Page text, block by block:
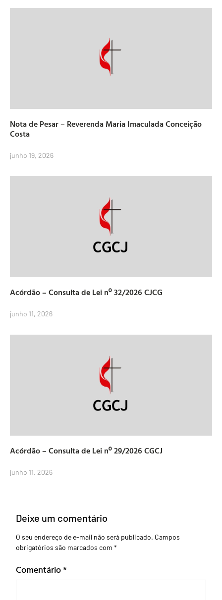
Nota de Pesar – Reverenda Maria Imaculada Conceição
Costa
junho 19, 2026
Acórdão – Consulta de Lei nº 32/2026 CJCG
junho 11, 2026
Acórdão – Consulta de Lei nº 29/2026 CGCJ
junho 11, 2026
Deixe um comentário
O seu endereço de e-mail não será publicado. Campos
obrigatórios são marcados com *
Comentário*